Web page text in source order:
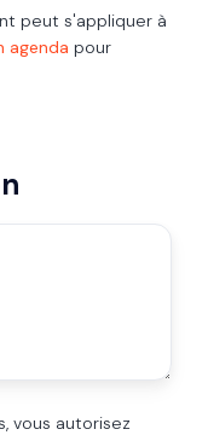
peut s'appliquer à
agenda pour
vous autorisez